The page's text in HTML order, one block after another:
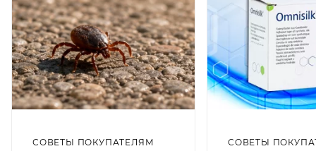
СОВЕТЫ ПОКУПАТЕЛЯМ
СОВЕТЫ